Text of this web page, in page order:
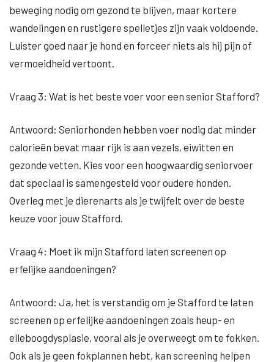
beweging nodig om gezond te blijven, maar kortere
wandelingen en rustigere spelletjes zijn vaak voldoende.
Luister goed naar je hond en forceer niets als hij pijn of
vermoeidheid vertoont.
Vraag 3: Wat is het beste voer voor een senior Stafford?
Antwoord: Seniorhonden hebben voer nodig dat minder
calorieën bevat maar rijk is aan vezels, eiwitten en
gezonde vetten. Kies voor een hoogwaardig seniorvoer
dat speciaal is samengesteld voor oudere honden.
Overleg met je dierenarts als je twijfelt over de beste
keuze voor jouw Stafford.
Vraag 4: Moet ik mijn Stafford laten screenen op
erfelijke aandoeningen?
Antwoord: Ja, het is verstandig om je Stafford te laten
screenen op erfelijke aandoeningen zoals heup- en
elleboogdysplasie, vooral als je overweegt om te fokken.
Ook als je geen fokplannen hebt, kan screening helpen